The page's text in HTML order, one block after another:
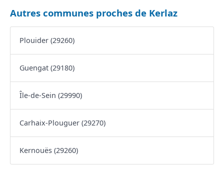
Autres communes proches de Kerlaz
Plouider (29260)
Guengat (29180)
Île-de-Sein (29990)
Carhaix-Plouguer (29270)
Kernouës (29260)